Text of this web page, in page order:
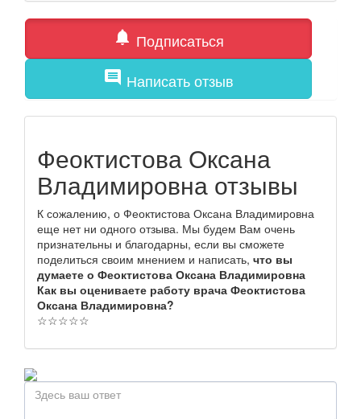
notifications Подписаться
comment Написать отзыв
Феоктистова Оксана
Владимировна отзывы
К сожалению, о Феоктистова Оксана Владимировна
еще нет ни одного отзыва. Мы будем Вам очень
признательны и благодарны, если вы сможете
поделиться своим мнением и написать, что вы
думаете о Феоктистова Оксана Владимировна
Как вы оцениваете работу врача Феоктистова
Оксана Владимировна?
☆☆☆☆☆